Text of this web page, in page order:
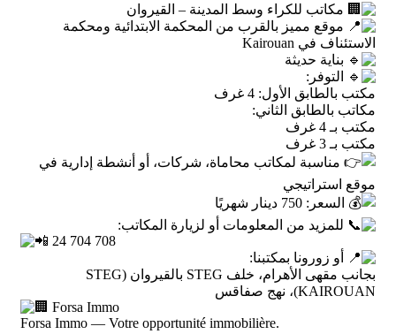
مكاتب للكراء وسط المدينة – القيروان
موقع مميز بالقرب من المحكمة الابتدائية ومحكمة
الاستئناف في Kairouan
بناية حديثة
التوفر:
مكتب بالطابق الأول: 4 غرف
مكاتب بالطابق الثاني:
مكتب بـ 4 غرف
مكتب بـ 3 غرف
مناسبة لمكاتب محاماة، شركات، أو أنشطة إدارية في
موقع استراتيجي
السعر: 750 دينار شهريًا
للمزيد من المعلومات أو لزيارة المكاتب:
24 704 708
أو زورونا بمكتبنا:
بجانب مقهى الأهرام، خلف STEG بالقيروان (STEG
KAIROUAN)، نهج صفاقس
Forsa Immo
Forsa Immo — Votre opportunité immobilière.